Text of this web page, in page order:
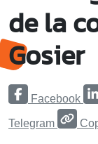
de la
Gosier
Facebook
Telegram